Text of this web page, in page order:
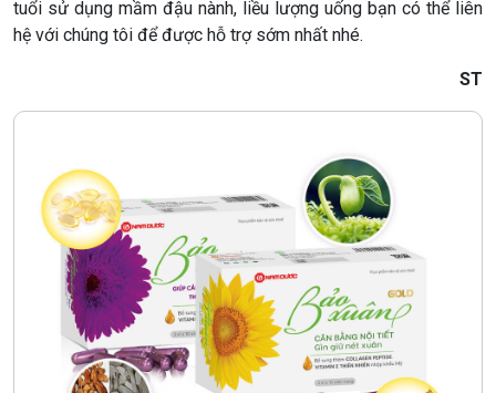
tuổi sử dụng mầm đậu nành, liều lượng uống bạn có thể liên
hệ với chúng tôi để được hỗ trợ sớm nhất nhé.
ST